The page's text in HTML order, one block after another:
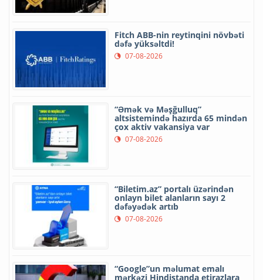
Fitch ABB-nin reytinqini növbəti
dəfə yüksəltdi!
07-08-2026
“Əmək və Məşğulluq”
altsistemində hazırda 65 mindən
çox aktiv vakansiya var
07-08-2026
“Biletim.az” portalı üzərindən
onlayn bilet alanların sayı 2
dəfəyədək artıb
07-08-2026
“Google”un məlumat emalı
mərkəzi Hindistanda etirazlara